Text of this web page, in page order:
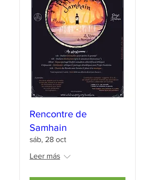
Rencontre de
Samhain
sáb, 28 oct
Leer más